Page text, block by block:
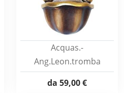
Acquas.-
Ang.Leon.tromba
da 59,00 €